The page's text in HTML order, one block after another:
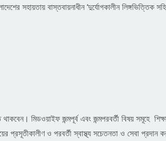
সহায়তায় বাস্তবায়নাধীন ‘দুর্যোগকালীন লিঙ্গভিত্তিক
মিডওয়াইফ জন্মপূর্ব এবং জন্মপরবর্তী বিষয় সমূহে
প্রসূতীকালীণ ও পরবর্তী স্বাস্থ্য সচেতনতা ও সেবা